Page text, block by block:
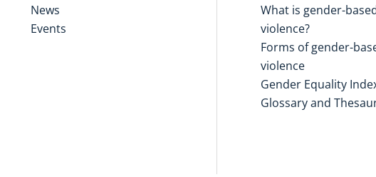
News
Events
What is gender-
violence?
Forms of gender-
violence
Gender Equality
Glossary and